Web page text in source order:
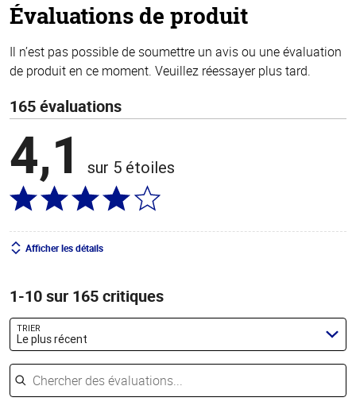
Évaluations de produit
Il n’est pas possible de soumettre un avis ou une évaluation
de produit en ce moment. Veuillez réessayer plus tard.
165 évaluations
4,1 sur 5 étoiles
Afficher les détails
1-10 sur 165 critiques
TRIER
Le plus récent
Chercher des évaluations